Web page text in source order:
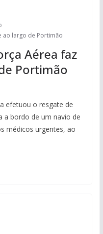
ao largo de Portimão
Aérea faz
Portimão
efetuou o resgate de
a bordo de um navio de
médicos urgentes, ao